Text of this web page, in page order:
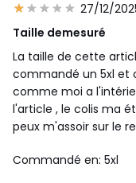
27/12/
Taille demesuré
La taille de cette
commandé un 5xl et
comme moi a
l'article , le colis ma
peux m'assoir sur le
Commandé en: 5xl